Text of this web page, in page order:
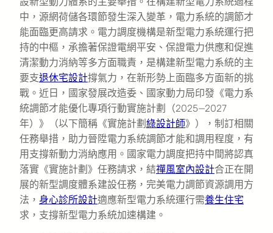
中，源網荷儲各環節發生深入變革，電力系統的調節才
能面臨更高請求。電力調度機構是新型電力系統運行把
持的中樞，承擔著保證電網平安、保證電力供應和促進
清潔動力消納等多方面職責，是構建新型電力系統的主
要支退休宅設計撐氣力，在新形勢上面臨多方面新的挑
戰。近日，國家發展改造委、國家動力局印發《電力系
統調節才能優化專項行動實施計劃（2025—2027
年）》（以下簡稱《實施計劃 綠設計師》），制訂相關
任務舉措，助力晉陞電力系統調節才能和調用程度，有
用支撐新動力消納應用。國家電力調度把持中間將認真
落實《實施計劃》任務請求，結禪風室內設計合正在開
展的新型調度體系建設任務，完美電力調節資源調用方
法， 身心診所設計適應新型電力系統運行需養生住宅
求，支撐新型電力系統加速構建。